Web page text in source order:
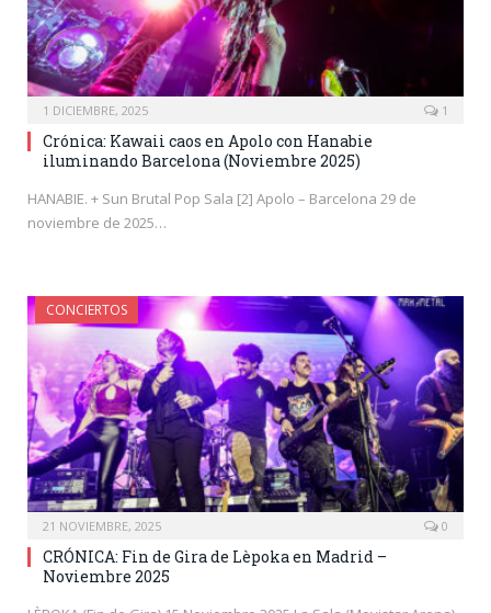
1 DICIEMBRE, 2025 1
Crónica: Kawaii caos en Apolo con Hanabie
iluminando Barcelona (Noviembre 2025)
HANABIE. + Sun Brutal Pop Sala [2] Apolo – Barcelona 29 de
noviembre de 2025…
CONCIERTOS
21 NOVIEMBRE, 2025 0
CRÓNICA: Fin de Gira de Lèpoka en Madrid –
Noviembre 2025